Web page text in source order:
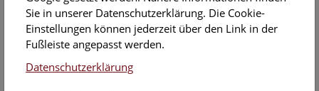
Informationen zu Gruppen,- Kindergarten- und
Schulprogrammen finden Siehier
Sie in unserer Datenschutzerklärung. Die Cookie-
Einstellungen können jederzeit über den Link in der
Fußleiste angepasst werden.
Datenschutzerklärung